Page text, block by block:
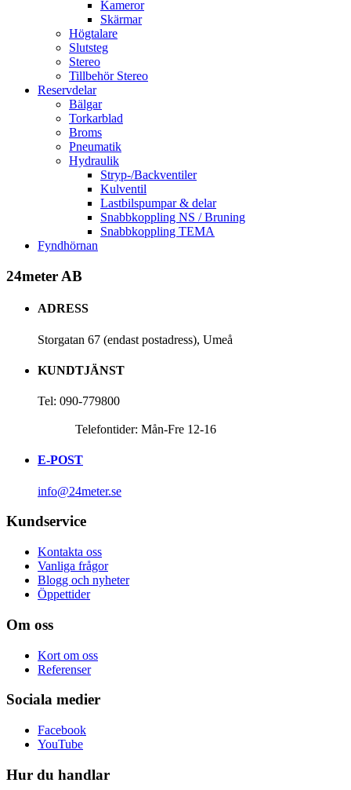
Kameror
Skärmar
Högtalare
Slutsteg
Stereo
Tillbehör Stereo
Reservdelar
Bälgar
Torkarblad
Broms
Pneumatik
Hydraulik
Stryp-/Backventiler
Kulventil
Lastbilspumpar & delar
Snabbkoppling NS / Bruning
Snabbkoppling TEMA
Fyndhörnan
24meter AB
ADRESS
Storgatan 67 (endast postadress), Umeå
KUNDTJÄNST
Tel: 090-779800
Telefontider: Mån-Fre 12-16
E-POST
info@24meter.se
Kundservice
Kontakta oss
Vanliga frågor
Blogg och nyheter
Öppettider
Om oss
Kort om oss
Referenser
Sociala medier
Facebook
YouTube
Hur du handlar